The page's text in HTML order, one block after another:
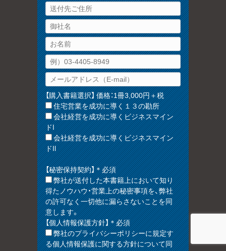
【購入書籍選択】 価格：1冊3,000円＋税
住宅営業を成功に導く１３の勘所
会社経営を成功に導くビジネスマイン
ドⅠ
会社経営を成功に導くビジネスマイン
ドⅡ
【秘密保持契約】＊必須
弊社が送付した本書籍上において知り
得たノウハウ・営業上の秘密事項を、弊社
の許可なく一切他に漏らさないことを同
意します。
【個人情報保護方針】＊必須
弊社のプライバシーポリシーに規定す
る個人情報保護に関する方針について同